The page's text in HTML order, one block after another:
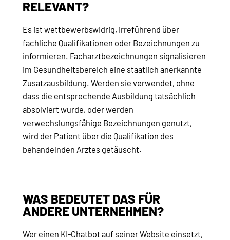
RELEVANT?
Es ist wettbewerbswidrig, irreführend über
fachliche Qualifikationen oder Bezeichnungen zu
informieren. Facharztbezeichnungen signalisieren
im Gesundheitsbereich eine staatlich anerkannte
Zusatzausbildung. Werden sie verwendet, ohne
dass die entsprechende Ausbildung tatsächlich
absolviert wurde, oder werden
verwechslungsfähige Bezeichnungen genutzt,
wird der Patient über die Qualifikation des
behandelnden Arztes getäuscht.
WAS BEDEUTET DAS FÜR
ANDERE UNTERNEHMEN?
Wer einen KI-Chatbot auf seiner Website einsetzt,